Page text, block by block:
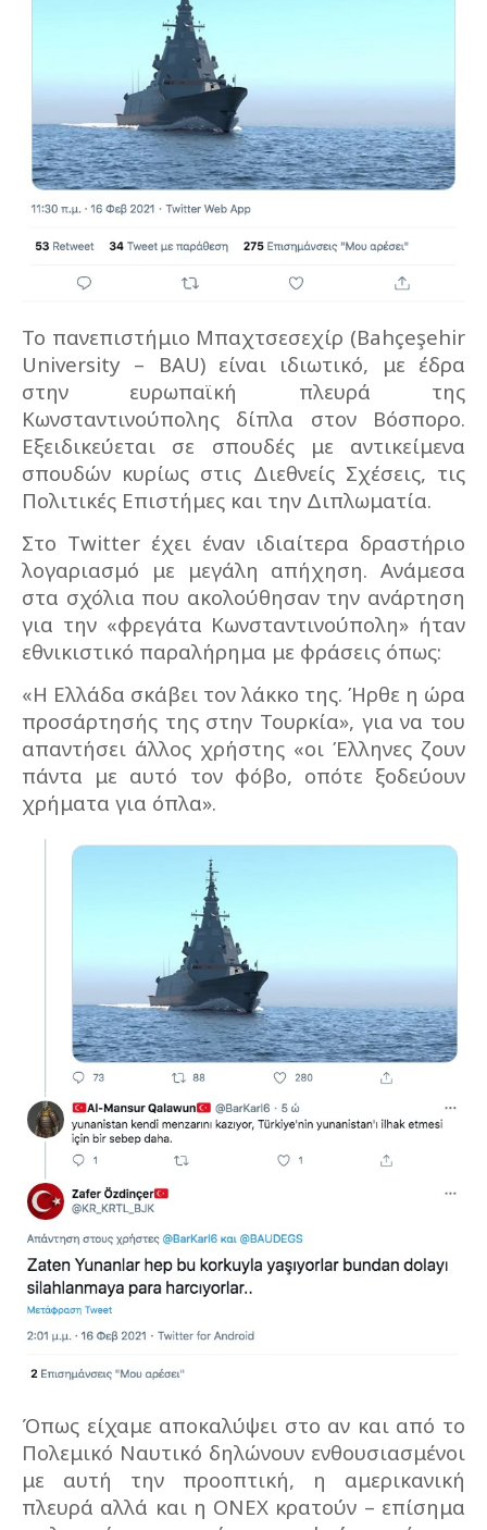
Το πανεπιστήμιο Μπαχτσεσεχίρ (Bahçeşehir
University – BAU) είναι ιδιωτικό, με έδρα
στην ευρωπαϊκή πλευρά της
Κωνσταντινούπολης δίπλα στον Βόσπορο.
Εξειδικεύεται σε σπουδές με αντικείμενα
σπουδών κυρίως στις Διεθνείς Σχέσεις, τις
Πολιτικές Επιστήμες και την Διπλωματία.
Στο Twitter έχει έναν ιδιαίτερα δραστήριο
λογαριασμό με μεγάλη απήχηση. Ανάμεσα
στα σχόλια που ακολούθησαν την ανάρτηση
για την «φρεγάτα Κωνσταντινούπολη» ήταν
εθνικιστικό παραλήρημα με φράσεις όπως:
«Η Ελλάδα σκάβει τον λάκκο της. Ήρθε η ώρα
προσάρτησής της στην Τουρκία», για να του
απαντήσει άλλος χρήστης «οι Έλληνες ζουν
πάντα με αυτό τον φόβο, οπότε ξοδεύουν
χρήματα για όπλα».
Όπως είχαμε αποκαλύψει στο αν και από το
Πολεμικό Ναυτικό δηλώνουν ενθουσιασμένοι
με αυτή την προοπτική, η αμερικανική
πλευρά αλλά και η ΟΝΕΧ κρατούν – επίσημα